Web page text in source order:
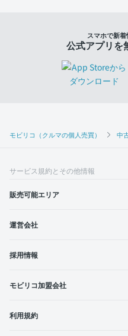
モビリコ（クルマの個人売買） 中
スマホで新
公式アプリを
サービス規約とその他情報
販売可能エリア
運営会社
採用情報
モビリコ加盟会社
利用規約